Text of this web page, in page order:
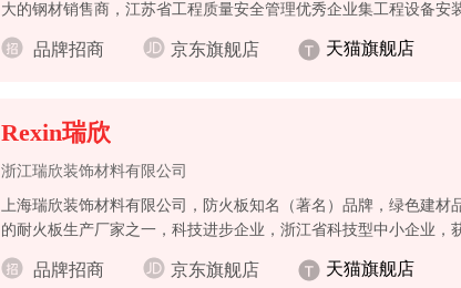
大的钢材销售商，江苏省工程质量安全管理优秀企业集工程设备安
体的现代化集团企业。
品牌招商 京东旗舰店 天猫旗舰店
Rexin瑞欣
浙江瑞欣装饰材料有限公司
上海瑞欣装饰材料有限公司，防火板知名（著名）品牌，绿色建材
的耐火板生产厂家之一，科技进步企业，浙江省科技型中小企业，
定。
品牌招商 京东旗舰店 天猫旗舰店